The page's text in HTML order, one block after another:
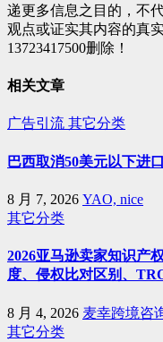
递更多信息之目的，不
观点或证实其内容的真
13723417500删除！
相关文章
广告引流 其它分类
巴西取消50美元以下进
8 月 7, 2026 YAO, nice
其它分类
2026亚马逊卖家知识产
度、侵权比对区别、
8 月 4, 2026 麦幸跨境咨
其它分类